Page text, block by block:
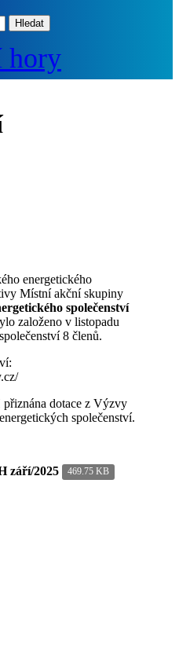
hory
energetického
Místní akční skupiny
společenství
založeno v listopadu
8 členů.
dotace z Výzvy
společenství.
září/2025
469.75 KB